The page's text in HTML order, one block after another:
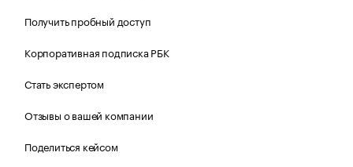
Получить пробный доступ
Корпоративная подписка РБК
Стать экспертом
Отзывы о вашей компании
Поделиться кейсом